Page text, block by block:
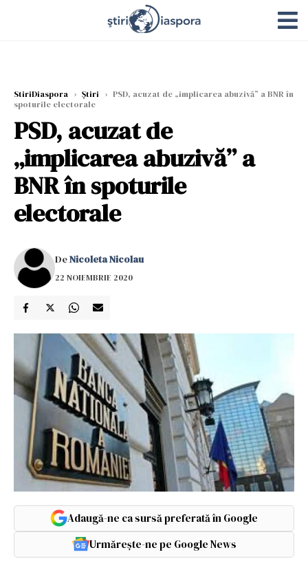
StiriDiaspora › Știri › PSD, acuzat de „implicarea abuzivă” a BNR în
spoturile electorale
PSD, acuzat de
„implicarea abuzivă” a
BNR în spoturile
electorale
DeNicoleta Nicolau
22 NOIEMBRIE 2020
Adaugă-ne ca sursă preferată în Google
Urmărește-ne pe Google News